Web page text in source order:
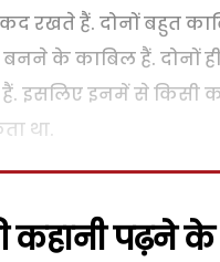
रखते हैं. दोनों बहुत
बनने के काबिल हैं. दोनों
इसलिए इनमें से किसी
था.
पढ़ने के